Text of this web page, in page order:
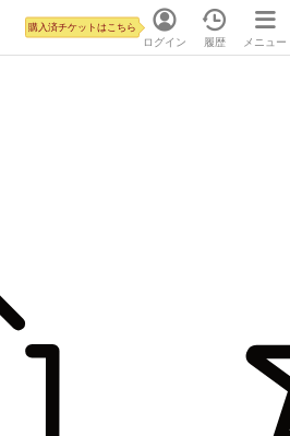
ログイン
購入済チケットはこちら
履歴 メニュー